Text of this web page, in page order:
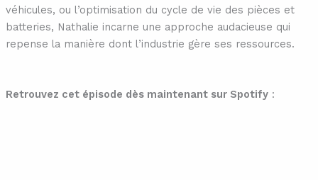
véhicules, ou l’optimisation du cycle de vie des pièces et
batteries, Nathalie incarne une approche audacieuse qui
repense la manière dont l’industrie gère ses ressources.
Retrouvez cet épisode dès maintenant sur Spotify: